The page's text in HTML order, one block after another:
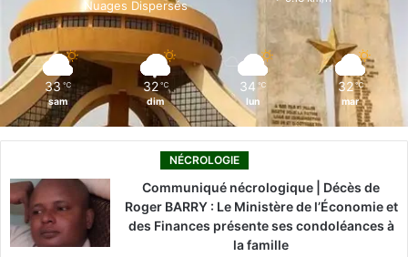
k
n
Nuages Dispersés
33 ℃
sam
32 ℃
dim
34 ℃
lun
32 ℃
mar
NÉCROLOGIE
Communiqué nécrologique | Décès de
Roger BARRY : Le Ministère de l’Économie et
des Finances présente ses condoléances à
la famille